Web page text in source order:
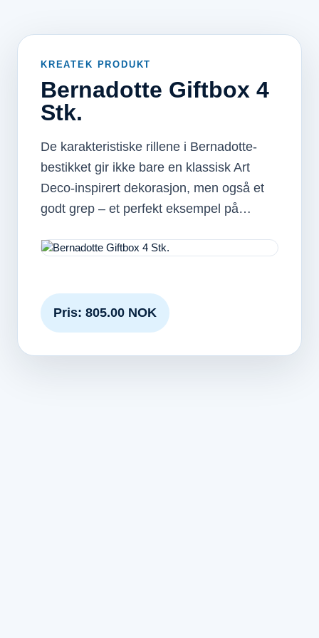
KREATEK PRODUKT
Bernadotte Giftbox 4
Stk.
De karakteristiske rillene i Bernadotte-
bestikket gir ikke bare en klassisk Art
Deco-inspirert dekorasjon, men også et
godt grep – et perfekt eksempel på…
Pris: 805.00 NOK